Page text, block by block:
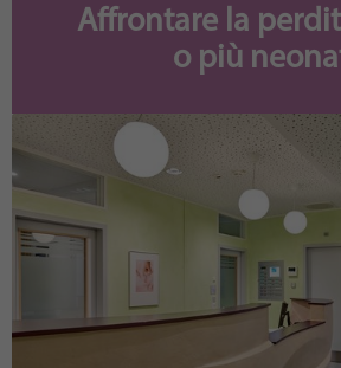
Affrontare la
o più